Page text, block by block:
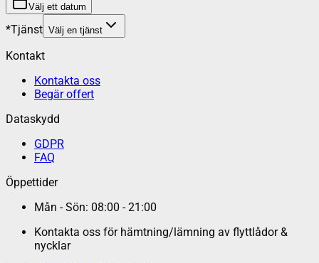
Välj ett datum
*Tjänst Välj en tjänst
Kontakt
Kontakta oss
Begär offert
Dataskydd
GDPR
FAQ
Öppettider
Mån - Sön: 08:00 - 21:00
Kontakta oss för hämtning/lämning av flyttlådor &
nycklar